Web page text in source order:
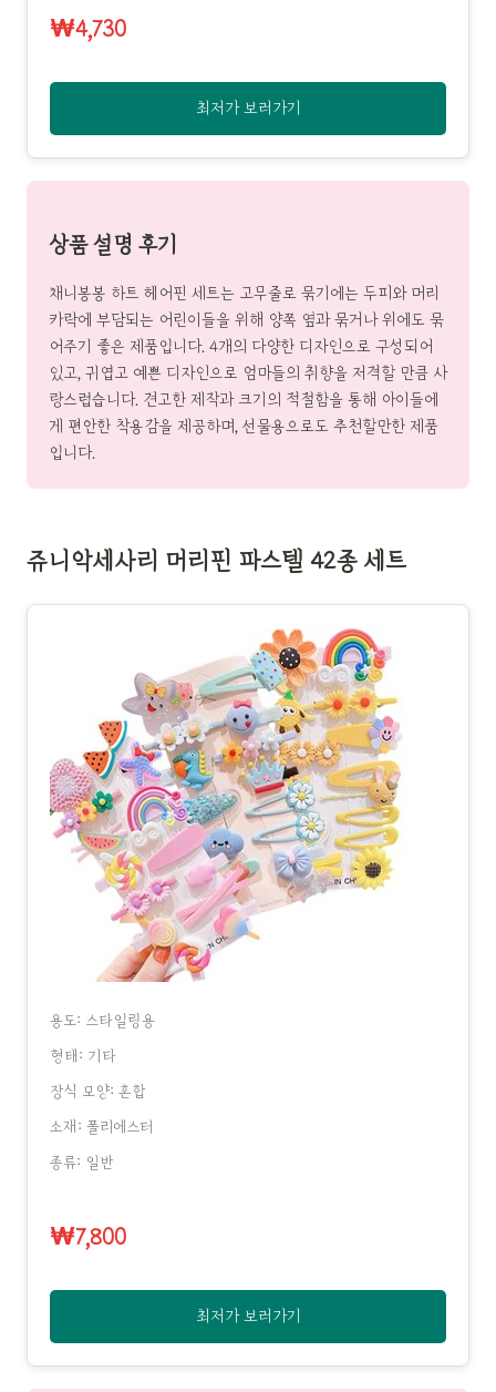
₩4,730
최저가 보러가기
상품 설명 후기
채니봉봉 하트 헤어핀 세트는 고무줄로 묶기에는 두피와 머리
카락에 부담되는 어린이들을 위해 양쪽 옆과 묶거나 위에도 묶
어주기 좋은 제품입니다. 4개의 다양한 디자인으로 구성되어
있고, 귀엽고 예쁜 디자인으로 엄마들의 취향을 저격할 만큼 사
랑스럽습니다. 견고한 제작과 크기의 적절함을 통해 아이들에
게 편안한 착용감을 제공하며, 선물용으로도 추천할만한 제품
입니다.
쥬니악세사리 머리핀 파스텔 42종 세트
용도: 스타일링용
형태: 기타
장식 모양: 혼합
소재: 폴리에스터
종류: 일반
₩7,800
최저가 보러가기